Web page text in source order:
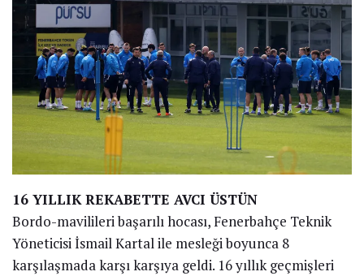
16 YILLIK REKABETTE AVCI ÜSTÜN
Bordo-mavilileri başarılı hocası, Fenerbahçe Teknik
Yöneticisi İsmail Kartal ile mesleği boyunca 8
karşılaşmada karşı karşıya geldi. 16 yıllık geçmişleri